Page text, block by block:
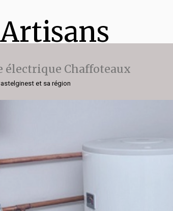
électrique Chaffoteaux
et sa région